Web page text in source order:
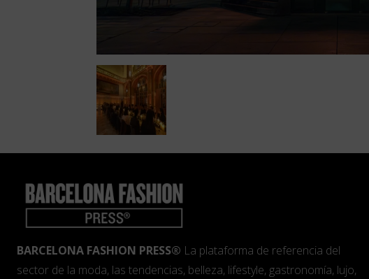
BARCELONA FASHION PRESS® La plataforma de referencia del
sector de la moda, las tendencias, belleza, lifestyle, gastronomía, lujo,